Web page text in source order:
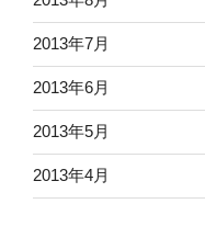
2013年7月
2013年6月
2013年5月
2013年4月